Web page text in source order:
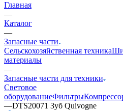
Главная
—
Каталог
—
Запасные части
Сельскохозяйственная техника
материалы
—
Запасные части для техники
Световое
оборудованиеФильтры
—DTS20071 Зуб Quivogne